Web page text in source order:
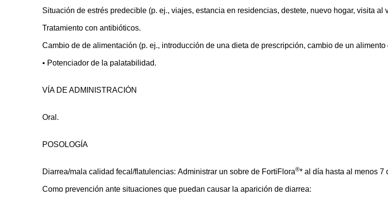
Situación de estrés predecible (p. ej., viajes, estancia en residencias, destete, nuevo hogar, visita
Tratamiento con antibióticos.
Cambio de de alimentación (p. ej., introducción de una dieta de prescripción, cambio de un alimento
• Potenciador de la palatabilidad.
VÍA DE ADMINISTRACIÓN
Oral.
POSOLOGÍA
Diarrea/mala calidad fecal/flatulencias: Administrar un sobre de FortiFlora®* al día hasta al menos 7
Como prevención ante situaciones que puedan causar la aparición de diarrea: